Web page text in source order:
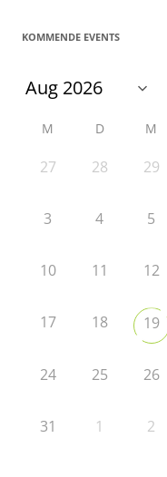
KOMMENDE EVENTS
M D M
27 28 29
3 4 5
10 11 12
17 18 19
24 25 26
31 1 2